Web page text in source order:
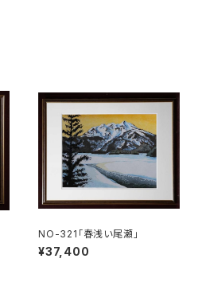
NO-321「春浅い尾瀬」
¥37,400